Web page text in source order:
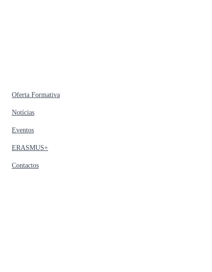
Oferta Formativa
Notícias
Eventos
ERASMUS+
Contactos